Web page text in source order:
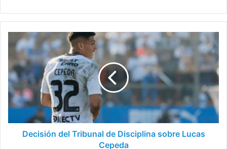
Decisión
del
Tribunal
de
Disciplina
sobre
Lucas
Cepeda
Decisión del Tribunal de Disciplina sobre Lucas
Cepeda